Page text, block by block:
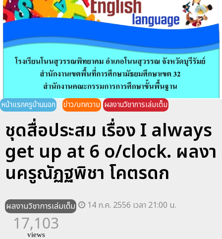
หน้าแรกครูบ้านนอก ข่าว/บทความ ผลงานวิชาการเล่มเต็ม
ชุดสื่อประสม เรื่อง I always
get up at 6 o/clock. ผลงา
นครูณัฏฐพิชา โคตรดก
ผลงานวิชาการเล่มเต็ม 14 ก.ค. 2556 เวลา 21:00 น.
17,103
views